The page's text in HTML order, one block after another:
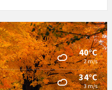
40°C
2 m/s
34°C
3 m/s